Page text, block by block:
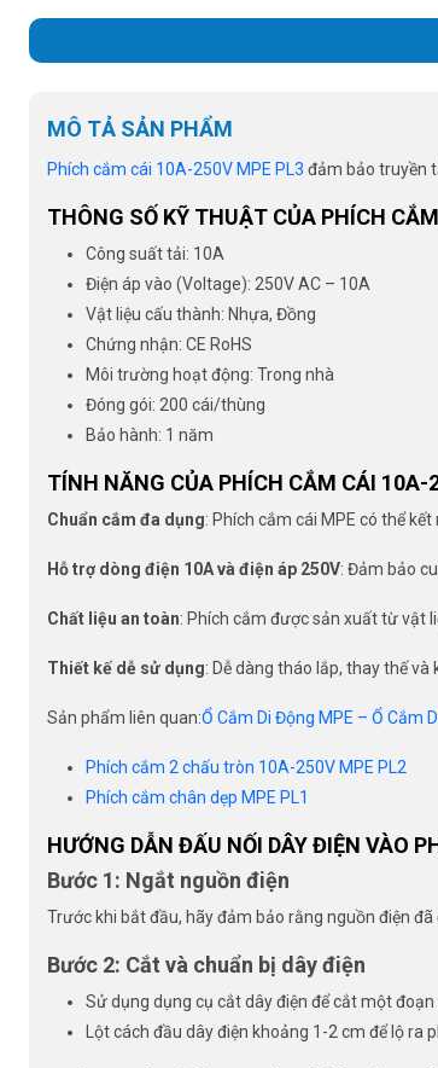
MÔ TẢ SẢN PHẨM
Phích cắm cái 10A-250V MPE PL3 đảm bảo truyền
THÔNG SỐ KỸ THUẬT CỦA PHÍCH
Công suất tải: 10A
Điện áp vào (Voltage): 250V AC – 10A
Vật liệu cấu thành: Nhựa, Đồng
Chứng nhận: CE RoHS
Môi trường hoạt động: Trong nhà
Đóng gói: 200 cái/thùng
Bảo hành: 1 năm
TÍNH NĂNG CỦA PHÍCH CẮM CÁI 10A-
Chuẩn cắm đa dụng: Phích cắm cái MPE có thể
Hỗ trợ dòng điện 10A và điện áp 250V: Đảm bảo
Chất liệu an toàn: Phích cắm được sản xuất từ vật
Thiết kế dễ sử dụng: Dễ dàng tháo lắp, thay thế
Sản phẩm liên quan:Ổ Cắm Di Động MPE – Ổ Cắm
Phích cắm 2 chấu tròn 10A-250V MPE PL2
Phích cắm chân dẹp MPE PL1
HƯỚNG DẪN ĐẤU NỐI DÂY ĐIỆN VÀO
Bước 1: Ngắt nguồn điện
Trước khi bắt đầu, hãy đảm bảo rằng nguồn điện
Bước 2: Cắt và chuẩn bị dây điện
Sử dụng dụng cụ cắt dây điện để cắt một
Lột cách đầu dây điện khoảng 1-2 cm để lộ ra